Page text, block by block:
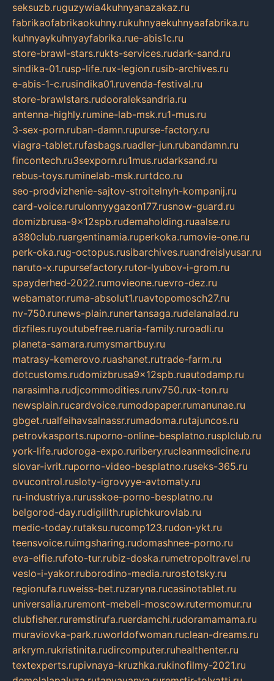
seksuzb.ruguzywia4kuhnyanazakaz.ru
fabrikaofabrikaokuhny.rukuhnyaekuhnyaafabrika.ru
kuhnyaykuhnyayfabrika.rue-abis1c.ru
store-brawl-stars.rukts-services.rudark-sand.ru
sindika-01.rusp-life.rux-legion.rusib-archives.ru
e-abis-1-c.rusindika01.ruvenda-festival.ru
store-brawlstars.rudooraleksandria.ru
antenna-highly.rumine-lab-msk.ru1-mus.ru
3-sex-porn.ruban-damn.rupurse-factory.ru
viagra-tablet.rufasbags.ruadler-jun.rubandamn.ru
fincontech.ru3sexporn.ru1mus.rudarksand.ru
rebus-toys.ruminelab-msk.rurtdco.ru
seo-prodvizhenie-sajtov-stroitelnyh-kompanij.ru
card-voice.rurulonnyygazon177.rusnow-guard.ru
domizbrusa-9x12spb.rudemaholding.ruaalse.ru
a380club.ruargentinamia.ruperkoka.rumovie-one.ru
perk-oka.rug-octopus.rusibarchives.ruandreislyusar.ru
naruto-x.rupursefactory.rutor-lyubov-i-grom.ru
spayderhed-2022.rumovieone.ruevro-dez.ru
webamator.ruma-absolut1.ruavtopomosch27.ru
nv-750.runews-plain.runertansaga.rudelanalad.ru
dizfiles.ruyoutubefree.ruaria-family.ruroadli.ru
planeta-samara.rumysmartbuy.ru
matrasy-kemerovo.ruashanet.rutrade-farm.ru
dotcustoms.rudomizbrusa9x12spb.ruautodamp.ru
narasimha.rudjcommodities.runv750.rux-ton.ru
newsplain.rucardvoice.rumodopaper.rumanunae.ru
gbget.rualfeihavsalnassr.rumadoma.rutajuncos.ru
petrovkasports.ruporno-online-besplatno.rusplclub.ru
york-life.rudoroga-expo.ruribery.rucleanmedicine.ru
slovar-ivrit.ruporno-video-besplatno.ruseks-365.ru
ovucontrol.rusloty-igrovyye-avtomaty.ru
ru-industriya.rurusskoe-porno-besplatno.ru
belgorod-day.rudigilith.rupichkurovlab.ru
medic-today.rutaksu.rucomp123.rudon-ykt.ru
teensvoice.ruimgsharing.rudomashnee-porno.ru
eva-elfie.rufoto-tur.rubiz-doska.rumetropoltravel.ru
veslo-i-yakor.ruborodino-media.rurostotsky.ru
regionufa.ruweiss-bet.ruzaryna.rucasinotablet.ru
universalia.ruremont-mebeli-moscow.rutermomur.ru
clubfisher.ruremstirufa.ruerdamchi.rudoramamama.ru
muraviovka-park.ruworldofwoman.ruclean-dreams.ru
arkrym.rukristinita.rudircomputer.ruhealthenter.ru
textexperts.rupivnaya-kruzhka.rukinofilmy-2021.ru